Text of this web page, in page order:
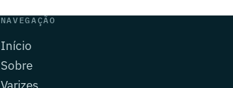
NAVEGAÇÃO
Início
Sobre